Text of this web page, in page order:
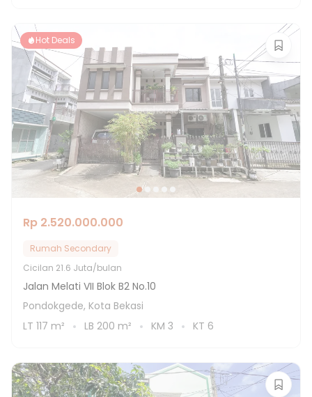
Hot Deals
Rp 2.520.000.000
Rumah Secondary
Cicilan 21.6 Juta/bulan
Jalan Melati VII Blok B2 No.10
Pondokgede, Kota Bekasi
LT 117 m² LB 200 m² KM 3 KT 6